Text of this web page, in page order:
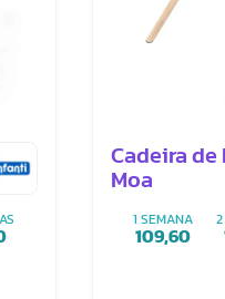
Cadeira de
Moa
1 SEMANA
109,60
2